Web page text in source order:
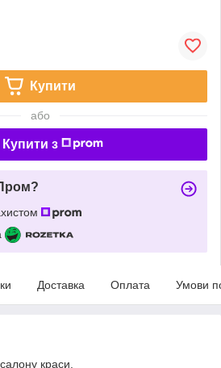
Купити
або
Купити з
Доставка Оплата Умови
краси.